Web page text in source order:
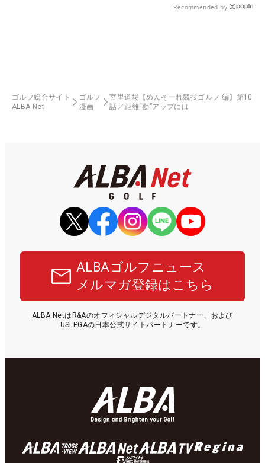
Recommended by
ゴルフ総合サイト
ALBA Net
ゴルフ
漫画
宮里道場【めんそーれ競技ゴルフ 編】第10
話／距離“勘”アップには
ALBAゴルフニュース
メルマガ登録はこちら
ALBA NetはR&Aのオフィシャルデジタルパートナー、および
USLPGAの日本公式サイトパートナーです。